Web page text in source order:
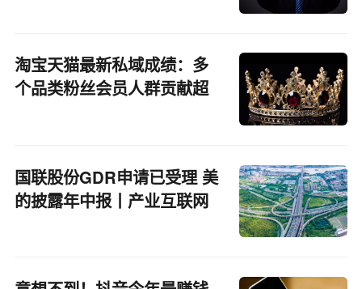
淘宝天猫最新私域成绩：多
个品类粉丝会员人群贡献超
国联股份GDR申请已受理 美
的披露年中报丨产业互联网